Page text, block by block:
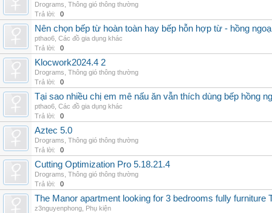
Drograms Thông gió thông thường
Trả lời:
0
Nên chọn bếp từ hoàn toàn hay bếp hỗn hợp từ - hồng
pthao6 Các đồ gia dụng khác
Trả lời:
0
Klocwork2024.4 2
Drograms Thông gió thông thường
Trả lời:
0
Tại sao nhiều chị em mê nấu ăn vẫn thích dùng bếp hồng
pthao6 Các đồ gia dụng khác
Trả lời:
0
Aztec 5.0
Drograms Thông gió thông thường
Trả lời:
0
Cutting Optimization Pro 5.18.21.4
Drograms Thông gió thông thường
Trả lời:
0
The Manor apartment looking for 3 bedrooms fully furniture
z3nguyenphong Phụ kiện